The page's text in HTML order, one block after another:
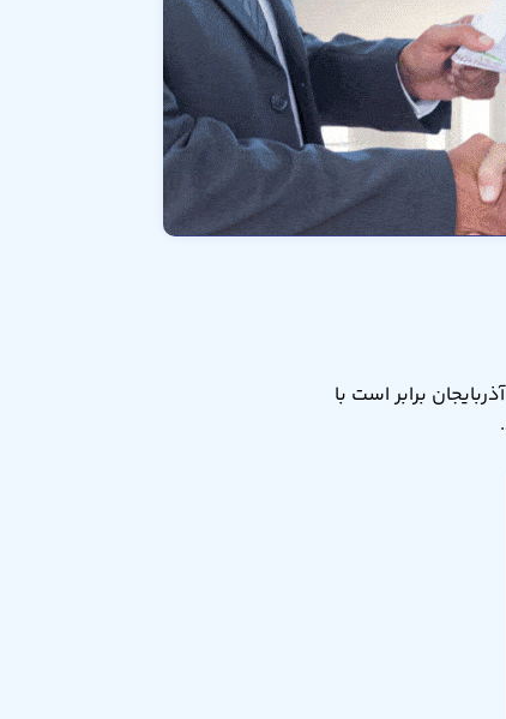
دینار بحرین امروز شنبه ۱۷ مرداد ۱۴۰۵ برابر ۰.۲۲۲ است. یعنی ۱ منات آذربایجان برابر است با